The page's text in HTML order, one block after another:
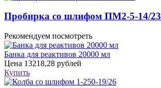
Пробирка со шлифом ПМ2-5-14/23
Рекомендуем посмотреть
Банка для реактивов 20000 мл
Цена 13218,28 рублей
Купить